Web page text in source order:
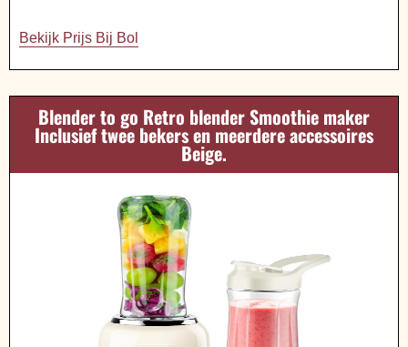
Bekijk Prijs Bij Bol
Blender to go Retro blender Smoothie maker
Inclusief twee bekers en meerdere accessoires
Beige.